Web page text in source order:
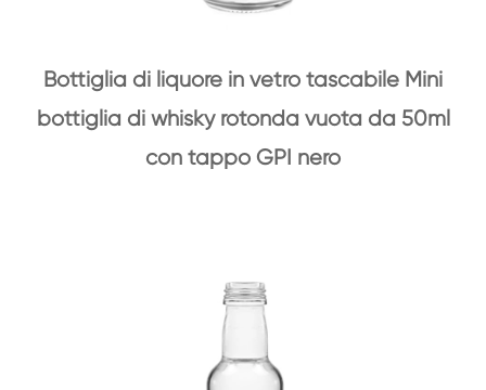
Bottiglia di liquore in vetro tascabile Mini
bottiglia di whisky rotonda vuota da 50ml
con tappo GPI nero